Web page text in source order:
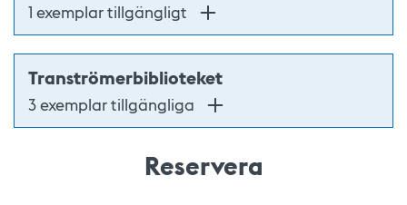
1 exemplar tillgängligt
Tranströmerbiblioteket
3 exemplar tillgängliga
Reservera